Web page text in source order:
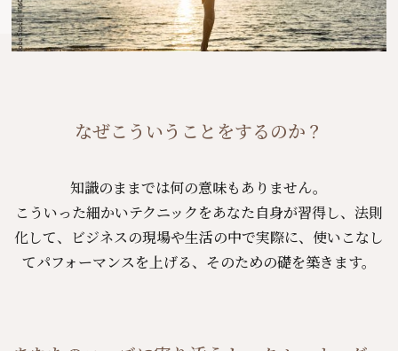
なぜこういうことをするのか？
知識のままでは何の意味もありません。
こういった細かいテクニックをあなた自身が習得し、法則
化して、
ビジネスの現場や生活の中で実際に、使いこなし
てパフォーマンスを上げる、そのための礎を築きます。